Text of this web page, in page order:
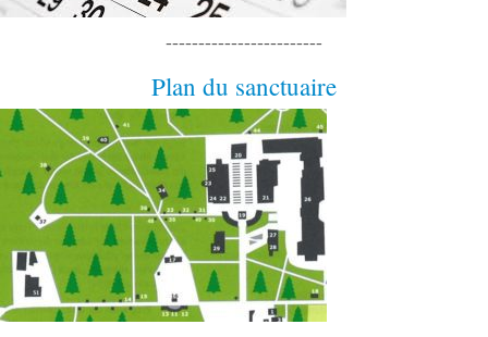
------------------------
Plan du sanctuaire